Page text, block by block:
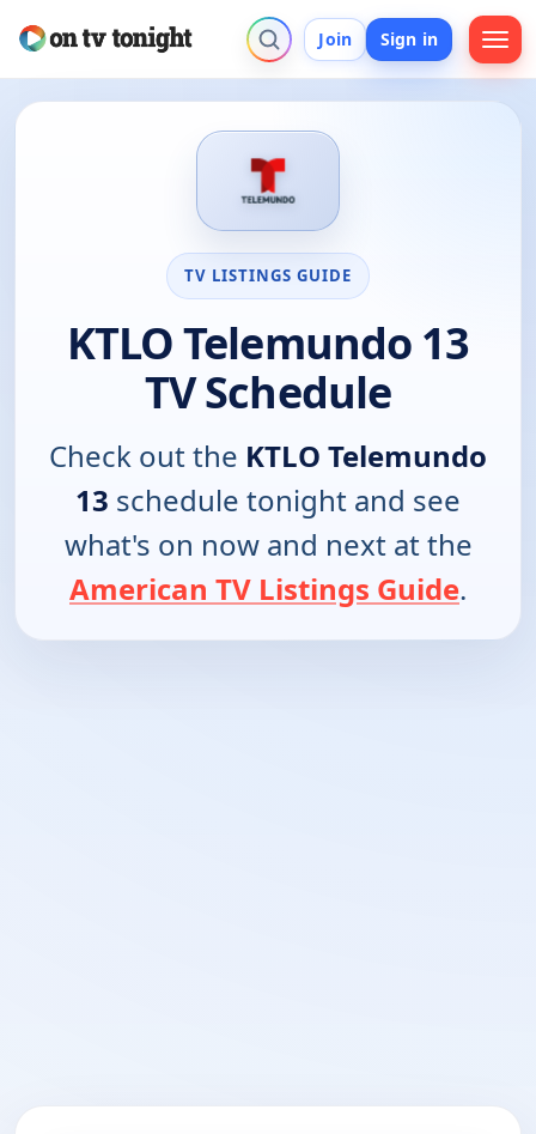
Join Sign in
TV LISTINGS GUIDE
KTLO Telemundo 13
TV Schedule
Check out the KTLO Telemundo
13 schedule tonight and see
what's on now and next at the
American TV Listings Guide.